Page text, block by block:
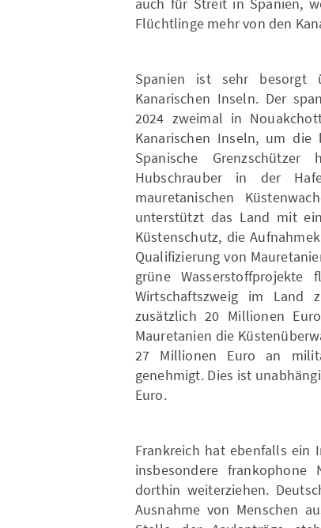
auch für Streit in Spanien,
Flüchtlinge mehr von den
Spanien ist sehr besorgt
Kanarischen Inseln. Der
2024 zweimal in
Kanarischen Inseln, um die
Spanische
Hubschrauber in der
mauretanischen
unterstützt das Land mit
Küstenschutz, die
Qualifizierung von
grüne
Wirtschaftszweig im Land
zusätzlich 20 Millionen
Mauretanien die
27 Millionen Euro an
genehmigt. Dies ist
Euro.
Frankreich hat ebenfalls ein
insbesondere frankophone
dorthin weiterziehen.
Ausnahme von Menschen